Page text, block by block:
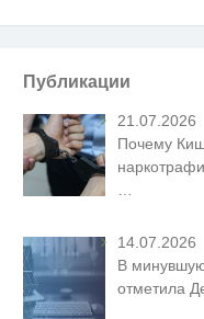
Публикации
21.07.2026
Почему
14.07.2026
В
отметила